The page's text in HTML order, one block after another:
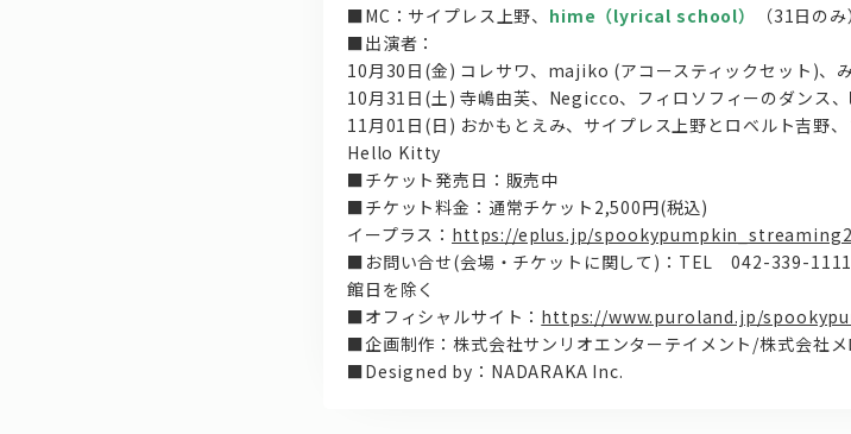
■MC：サイプレス上野、 hime（lyrical school）
（31日の
■出演者：
10月30日(金) コレサワ、majiko (アコースティックセット)、
10月31日(土) 寺嶋由芙、Negicco、フィロソフィーのダンス、
11月01日(日) おかもとえみ、サイプレス上野とロベルト吉野
Hello Kitty
■チケット発売日：販売中
■チケット料金：通常チケット2,500円(税込)
イープラス： https://eplus.jp/
■お問い合せ(会場・チケットに関して)：TEL 042-339-
館日を除く
■オフィシャルサイト： https://www.puroland.jp/
■企画制作：株式会社サンリオエンターテイメント/株式会社メ
■Designed by：NADARAKA Inc.